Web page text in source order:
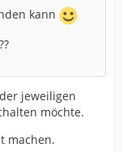
kann
jeweiligen
möchte.
machen.